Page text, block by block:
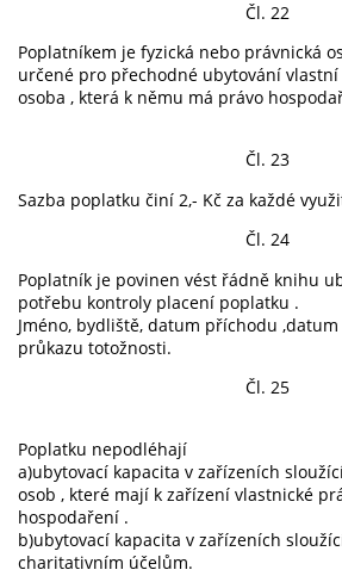
Čl. 22
Poplatníkem je fyzická nebo právnická
určené pro přechodné ubytování
osoba , která k němu má právo
Čl. 23
Sazba poplatku činí 2,- Kč za každé
Čl. 24
Poplatník je povinen vést řádně knihu
potřebu kontroly placení poplatku .
Jméno, bydliště, datum příchodu
průkazu totožnosti.
Čl. 25
Poplatku nepodléhají
a)ubytovací kapacita v zařízeních
osob , které mají k zařízení vlastnické
hospodaření .
b)ubytovací kapacita v zařízeních
charitativním účelům.